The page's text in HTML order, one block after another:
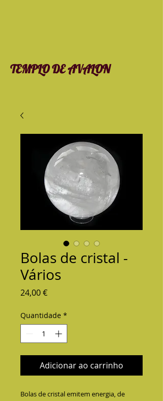
TEMPLO DE AVALON
Bolas de cristal -
Vários
24,00 €Preço
Quantidade *
Adicionar ao carrinho
Bolas de cristal emitem energia, de